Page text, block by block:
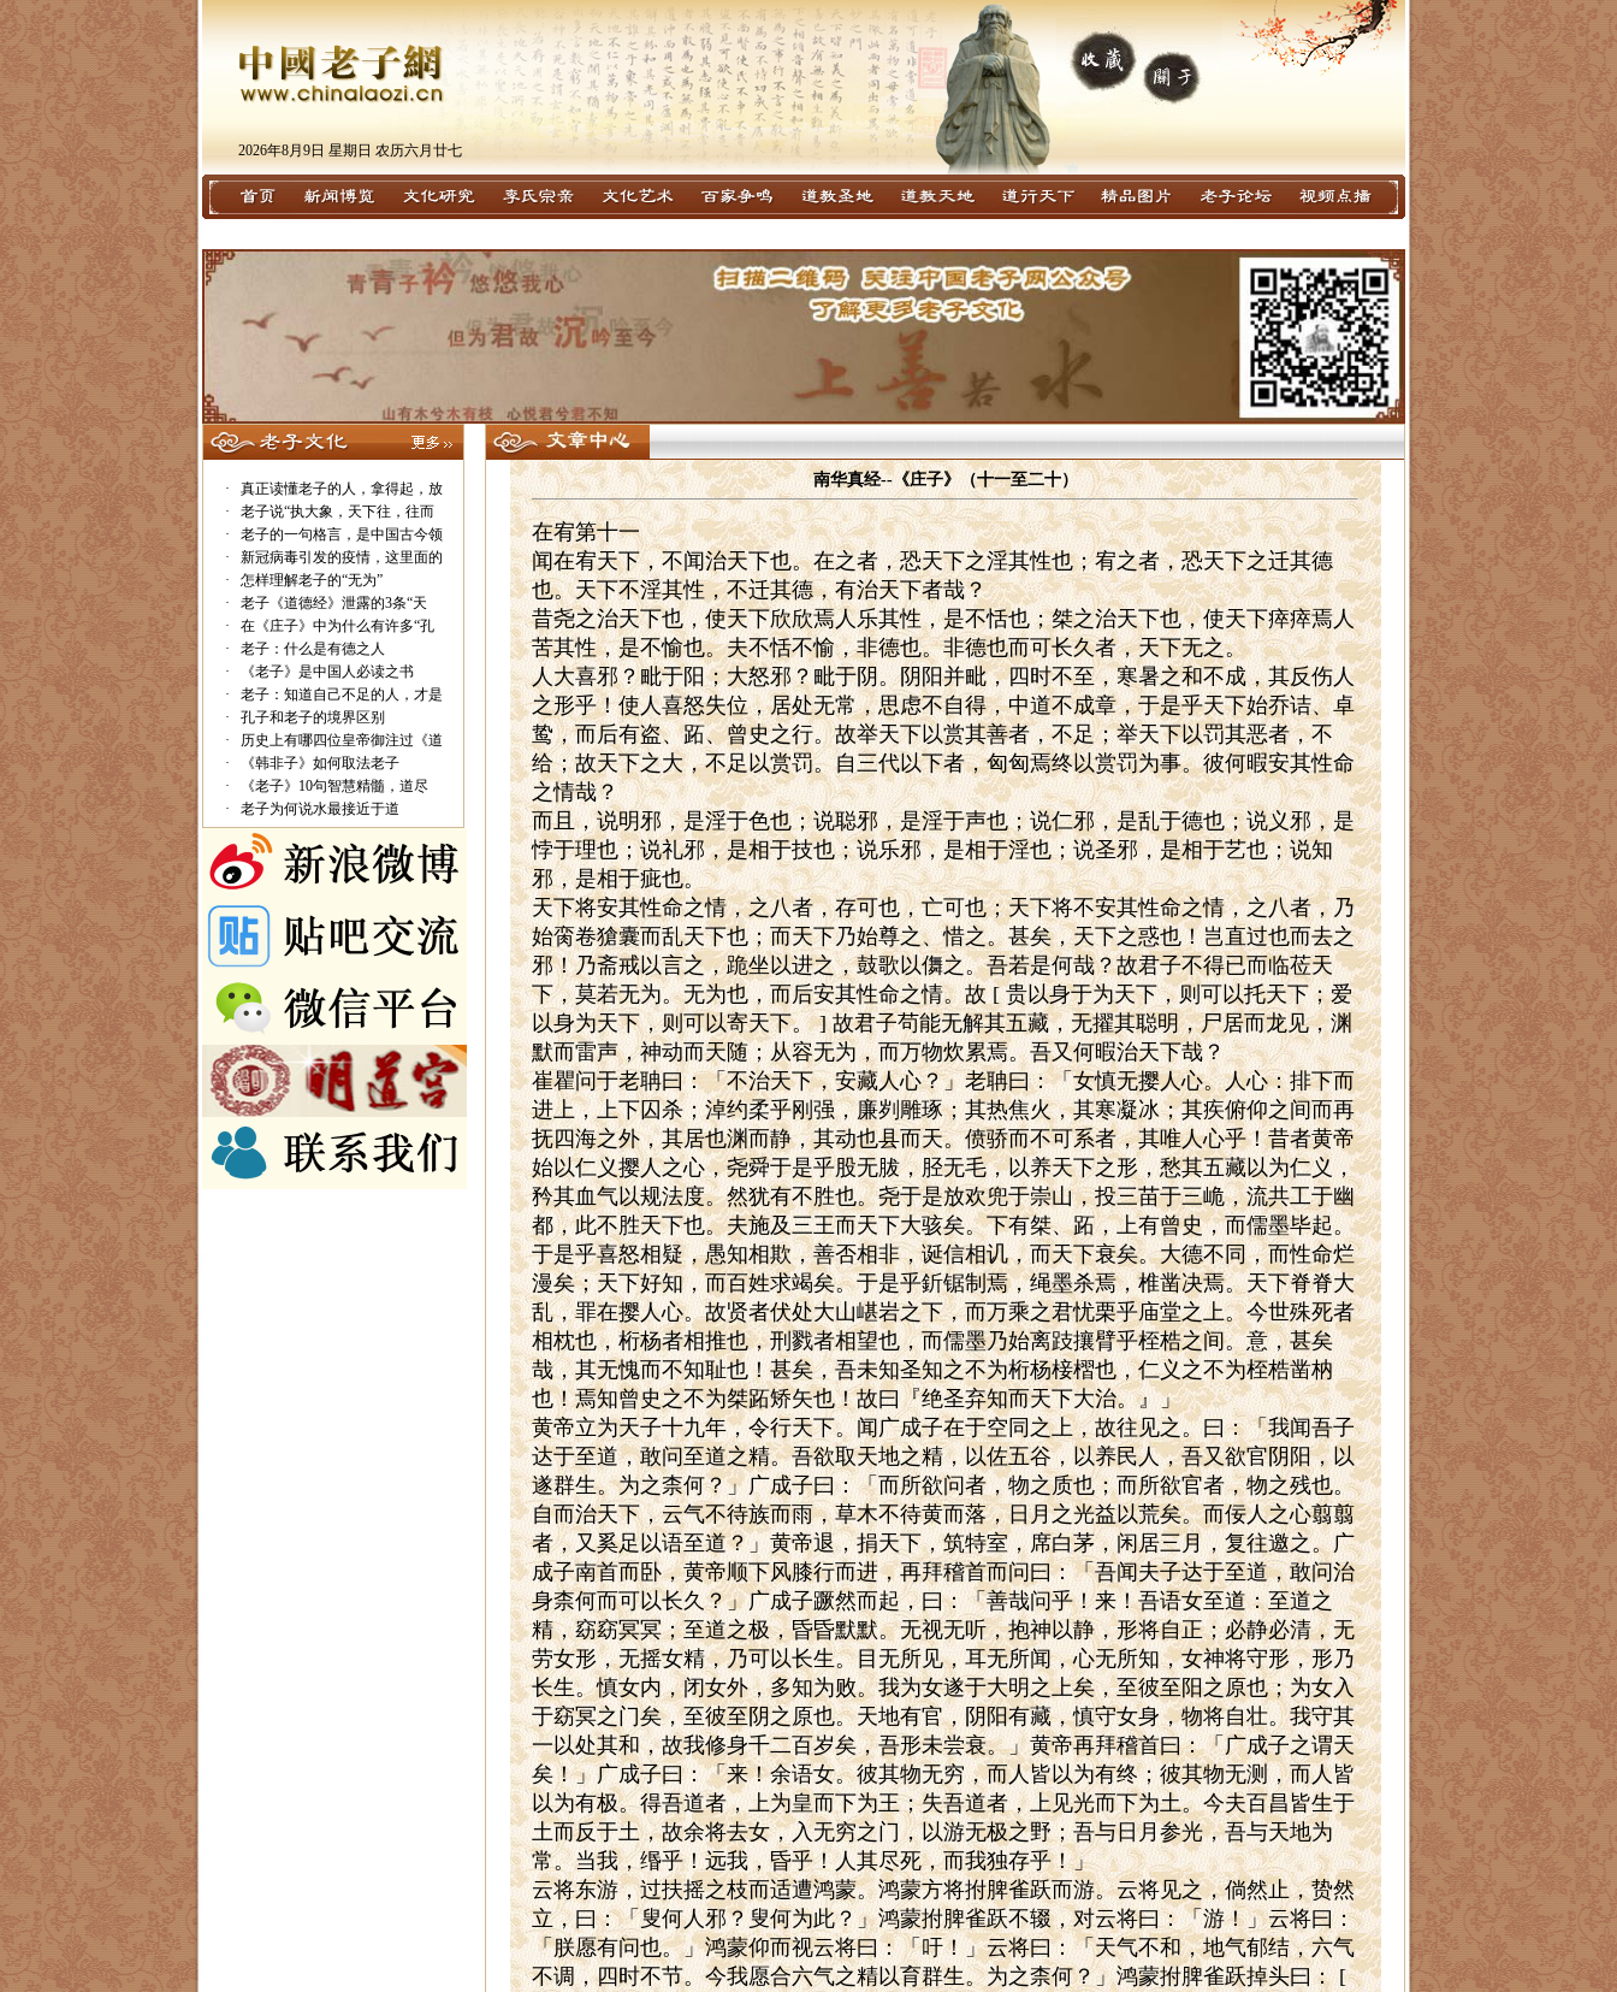
2026年8月9日 星期日 农历六月廿七
·
真正读懂老子的人，拿得起，放
·
老子说“执大象，天下往，往而
·
老子的一句格言，是中国古今领
·
新冠病毒引发的疫情，这里面的
·
怎样理解老子的“无为”
·
老子《道德经》泄露的3条“天
·
在《庄子》中为什么有许多“孔
·
老子：什么是有德之人
·
《老子》是中国人必读之书
·
老子：知道自己不足的人，才是
·
孔子和老子的境界区别
·
历史上有哪四位皇帝御注过《道
·
《韩非子》如何取法老子
·
《老子》10句智慧精髓，道尽
·
老子为何说水最接近于道
南华真经--《庄子》（十一至二十）
在宥第十一
闻在宥天下，不闻治天下也。在之者，恐天下之淫其性也；宥之者，恐天下之迁其德
也。天下不淫其性，不迁其德，有治天下者哉？
昔尧之治天下也，使天下欣欣焉人乐其性，是不恬也；桀之治天下也，使天下瘁瘁焉人
苦其性，是不愉也。夫不恬不愉，非德也。非德也而可长久者，天下无之。
人大喜邪？毗于阳；大怒邪？毗于阴。阴阳并毗，四时不至，寒暑之和不成，其反伤人
之形乎！使人喜怒失位，居处无常，思虑不自得，中道不成章，于是乎天下始乔诘、卓
鸷，而后有盗、跖、曾史之行。故举天下以赏其善者，不足；举天下以罚其恶者，不
给；故天下之大，不足以赏罚。自三代以下者，匈匈焉终以赏罚为事。彼何暇安其性命
之情哉？
而且，说明邪，是淫于色也；说聪邪，是淫于声也；说仁邪，是乱于德也；说义邪，是
悖于理也；说礼邪，是相于技也；说乐邪，是相于淫也；说圣邪，是相于艺也；说知
邪，是相于疵也。
天下将安其性命之情，之八者，存可也，亡可也；天下将不安其性命之情，之八者，乃
始脔卷獊囊而乱天下也；而天下乃始尊之、惜之。甚矣，天下之惑也！岂直过也而去之
邪！乃斋戒以言之，跪坐以进之，鼓歌以儛之。吾若是何哉？故君子不得已而临莅天
下，莫若无为。无为也，而后安其性命之情。故 [ 贵以身于为天下，则可以托天下；爱
以身为天下，则可以寄天下。 ] 故君子茍能无解其五藏，无擢其聪明，尸居而龙见，渊
默而雷声，神动而天随；从容无为，而万物炊累焉。吾又何暇治天下哉？
崔瞿问于老聃曰：「不治天下，安藏人心？」老聃曰：「女慎无撄人心。人心：排下而
进上，上下囚杀；淖约柔乎刚强，廉刿雕琢；其热焦火，其寒凝冰；其疾俯仰之间而再
抚四海之外，其居也渊而静，其动也县而天。偾骄而不可系者，其唯人心乎！昔者黄帝
始以仁义撄人之心，尧舜于是乎股无胈，胫无毛，以养天下之形，愁其五藏以为仁义，
矜其血气以规法度。然犹有不胜也。尧于是放欢兜于崇山，投三苗于三峗，流共工于幽
都，此不胜天下也。夫施及三王而天下大骇矣。下有桀、跖，上有曾史，而儒墨毕起。
于是乎喜怒相疑，愚知相欺，善否相非，诞信相讥，而天下衰矣。大德不同，而性命烂
漫矣；天下好知，而百姓求竭矣。于是乎釿锯制焉，绳墨杀焉，椎凿决焉。天下脊脊大
乱，罪在撄人心。故贤者伏处大山嵁岩之下，而万乘之君忧栗乎庙堂之上。今世殊死者
相枕也，桁杨者相推也，刑戮者相望也，而儒墨乃始离跂攘臂乎桎梏之间。意，甚矣
哉，其无愧而不知耻也！甚矣，吾未知圣知之不为桁杨椄槢也，仁义之不为桎梏凿枘
也！焉知曾史之不为桀跖矫矢也！故曰『绝圣弃知而天下大治。』」
黄帝立为天子十九年，令行天下。闻广成子在于空同之上，故往见之。曰：「我闻吾子
达于至道，敢问至道之精。吾欲取天地之精，以佐五谷，以养民人，吾又欲官阴阳，以
遂群生。为之柰何？」广成子曰：「而所欲问者，物之质也；而所欲官者，物之残也。
自而治天下，云气不待族而雨，草木不待黄而落，日月之光益以荒矣。而佞人之心翦翦
者，又奚足以语至道？」黄帝退，捐天下，筑特室，席白茅，闲居三月，复往邀之。广
成子南首而卧，黄帝顺下风膝行而进，再拜稽首而问曰：「吾闻夫子达于至道，敢问治
身柰何而可以长久？」广成子蹶然而起，曰：「善哉问乎！来！吾语女至道：至道之
精，窈窈冥冥；至道之极，昏昏默默。无视无听，抱神以静，形将自正；必静必清，无
劳女形，无摇女精，乃可以长生。目无所见，耳无所闻，心无所知，女神将守形，形乃
长生。慎女内，闭女外，多知为败。我为女遂于大明之上矣，至彼至阳之原也；为女入
于窈冥之门矣，至彼至阴之原也。天地有官，阴阳有藏，慎守女身，物将自壮。我守其
一以处其和，故我修身千二百岁矣，吾形未尝衰。」黄帝再拜稽首曰：「广成子之谓天
矣！」广成子曰：「来！余语女。彼其物无穷，而人皆以为有终；彼其物无测，而人皆
以为有极。得吾道者，上为皇而下为王；失吾道者，上见光而下为土。今夫百昌皆生于
土而反于土，故余将去女，入无穷之门，以游无极之野；吾与日月参光，吾与天地为
常。当我，缗乎！远我，昏乎！人其尽死，而我独存乎！」
云将东游，过扶摇之枝而适遭鸿蒙。鸿蒙方将拊脾雀跃而游。云将见之，倘然止，贽然
立，曰：「叟何人邪？叟何为此？」鸿蒙拊脾雀跃不辍，对云将曰：「游！」云将曰：
「朕愿有问也。」鸿蒙仰而视云将曰：「吁！」云将曰：「天气不和，地气郁结，六气
不调，四时不节。今我愿合六气之精以育群生。为之柰何？」鸿蒙拊脾雀跃掉头曰： [